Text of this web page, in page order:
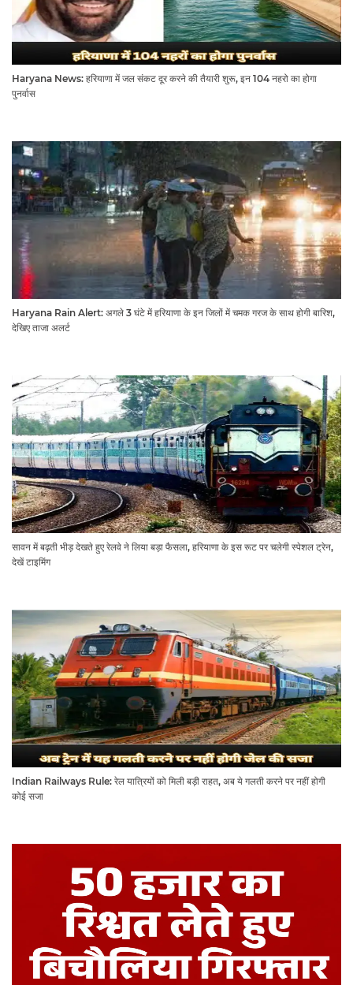
Haryana News: हरियाणा में जल संकट दूर करने की तैयारी शुरू, इन 104 नहरो का होगा
पुनर्वास
Haryana Rain Alert: अगले 3 घंटे में हरियाणा के इन जिलों में चमक गरज के साथ होगी बारिश,
देखिए ताजा अलर्ट
सावन में बढ़ती भीड़ देखते हुए रेलवे ने लिया बड़ा फैसला, हरियाणा के इस रूट पर चलेगी स्पेशल ट्रेन,
देखें टाइमिंग
Indian Railways Rule: रेल यात्रियों को मिली बड़ी राहत, अब ये गलती करने पर नहीं होगी
कोई सजा